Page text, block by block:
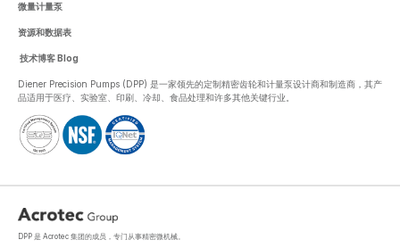
微量计量泵
资源和数据表
技术博客 Blog
Diener Precision Pumps (DPP) 是一家领先的定制精密齿轮和计量泵设计商和制造商，其产
品适用于医疗、实验室、印刷、冷却、食品处理和许多其他关键行业。
DPP 是 Acrotec 集团的成员，专门从事精密微机械。